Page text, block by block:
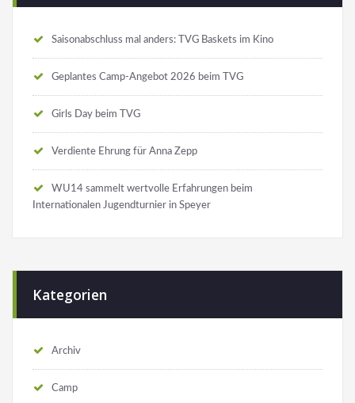
Saisonabschluss mal anders: TVG Baskets im Kino
Geplantes Camp-Angebot 2026 beim TVG
Girls Day beim TVG
Verdiente Ehrung für Anna Zepp
WU14 sammelt wertvolle Erfahrungen beim
Internationalen Jugendturnier in Speyer
Kategorien
Archiv
Camp